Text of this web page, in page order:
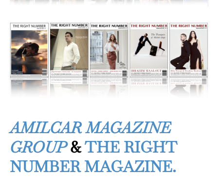
AMILCAR MAGAZINE
GROUP&THE RIGHT
NUMBER MAGAZINE.